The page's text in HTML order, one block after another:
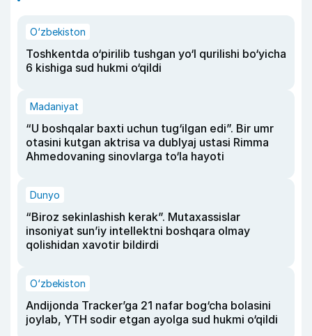
O‘zbekiston
Toshkentda o‘pirilib tushgan yo‘l qurilishi bo‘yicha
6 kishiga sud hukmi o‘qildi
Madaniyat
“U boshqalar baxti uchun tug‘ilgan edi”. Bir umr
otasini kutgan aktrisa va dublyaj ustasi Rimma
Ahmedovaning sinovlarga to‘la hayoti
Dunyo
“Biroz sekinlashish kerak”. Mutaxassislar
insoniyat sun’iy intellektni boshqara olmay
qolishidan xavotir bildirdi
O‘zbekiston
Andijonda Tracker’ga 21 nafar bog‘cha bolasini
joylab, YTH sodir etgan ayolga sud hukmi o‘qildi